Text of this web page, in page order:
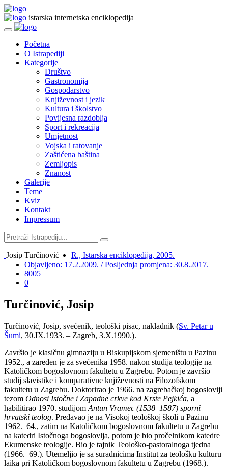
istarska internetska enciklopedija
Početna
O Istrapediji
Kategorije
Društvo
Gastronomija
Gospodarstvo
Književnost i jezik
Kultura i školstvo
Povijesna razdoblja
Sport i rekreacija
Umjetnost
Vojska i ratovanje
Zaštićena baština
Zemljopis
Znanost
Galerije
Teme
Kviz
Kontakt
Impressum
Josip Turčinović
R., Istarska enciklopedija, 2005.
Objavljeno: 17.2.2009. / Posljednja promjena: 30.8.2017.
8005
0
Turčinović, Josip
Turčinović, Josip, svećenik, teološki pisac, nakladnik (Sv. Petar u
Šumi, 30.IX.1933. – Zagreb, 3.X.1990.).
Završio je klasičnu gimnaziju u Biskupijskom sjemeništu u Pazinu
1952., a zaređen je za svećenika 1958. nakon studija teologije na
Katoličkom bogoslovnom fakultetu u Zagrebu. Potom je završio
studij slavistike i komparativne književnosti na Filozofskom
fakultetu u Zagrebu. Doktorirao je 1966. na zagrebačkoj bogosloviji
tezom Odnosi Istočne i Zapadne crkve kod Krste Pejkića, a
habilitirao 1970. studijom Antun Vramec (1538–1587) sporni
hrvatski teolog. Predavao je na Visokoj teološkoj školi u Pazinu
1962.–64., zatim na Katoličkom bogoslovnom fakultetu u Zagrebu
na katedri Istočnoga bogoslovlja, potom je bio pročelnikom katedre
Ekumenske teologije. Bio je tajnik Teološko-pastoralnoga tjedna
(1966.–69.). Utemeljio je sa suradnicima Institut za teološku kulturu
laika pri Katoličkom bogoslovnom fakultetu u Zagrebu (1968.).